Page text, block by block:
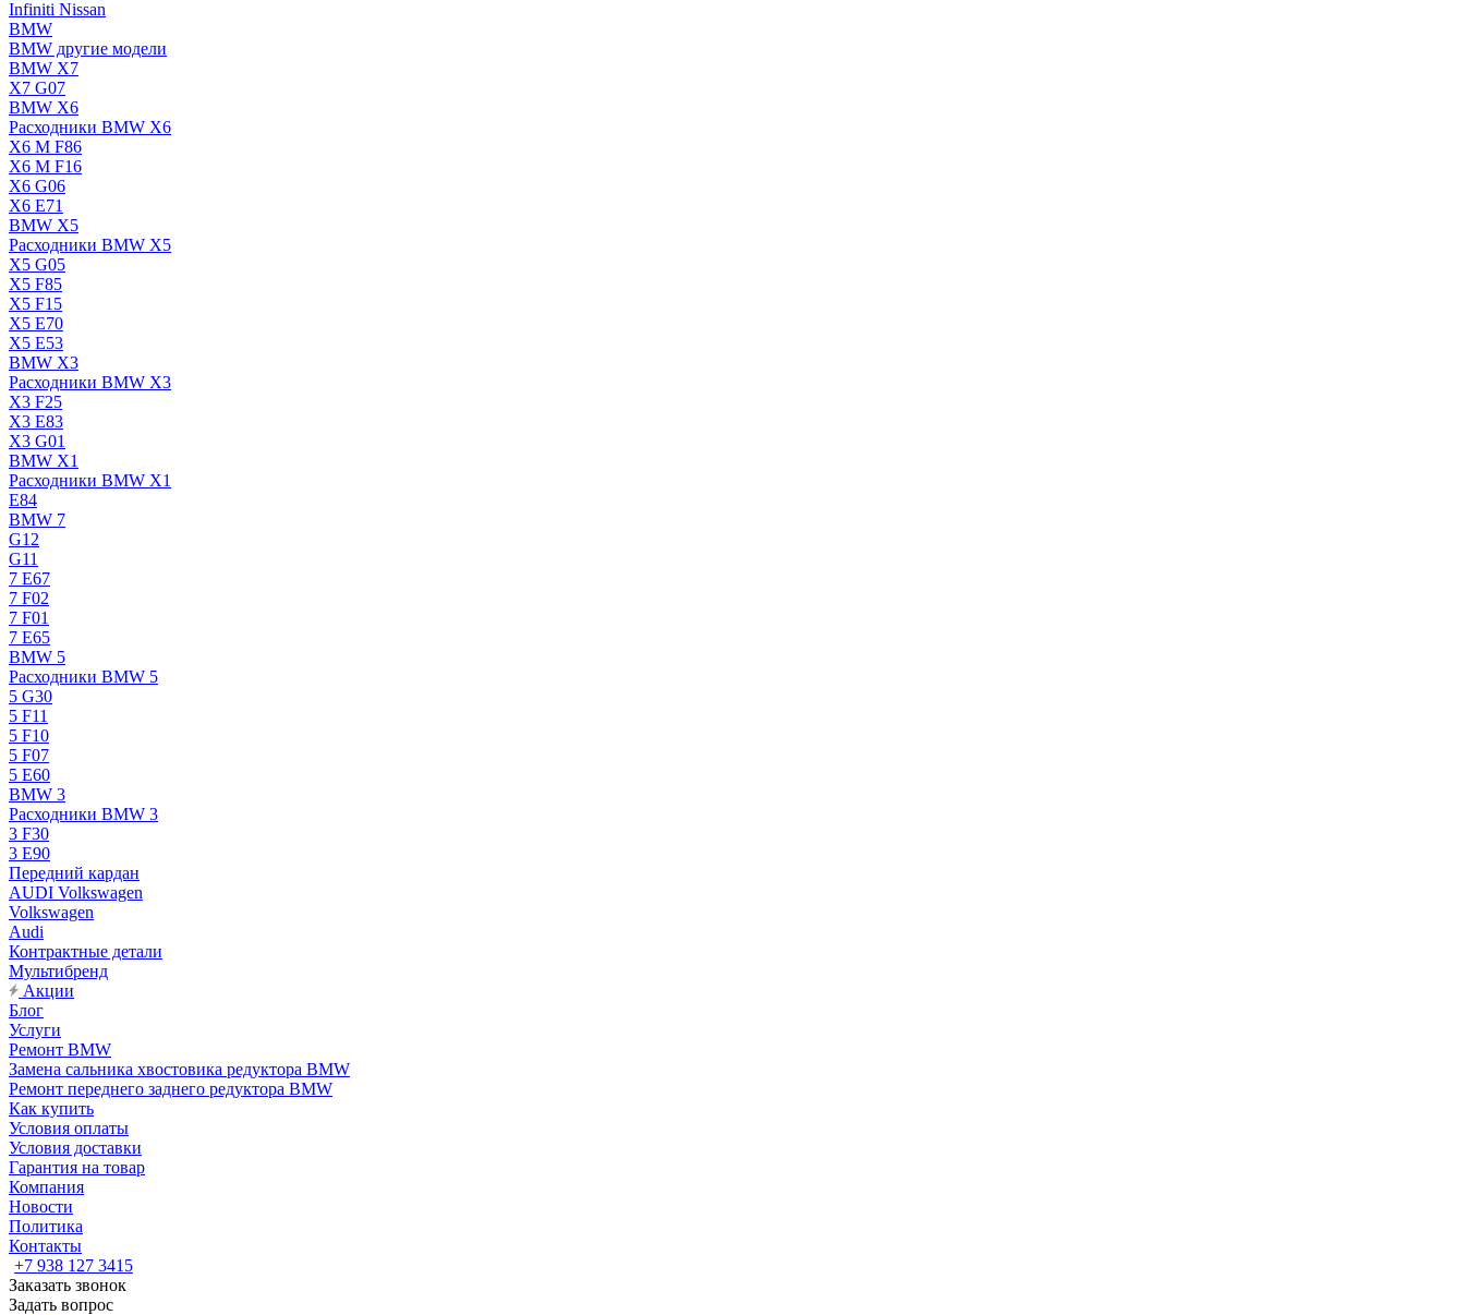
Infiniti Nissan
BMW
BMW другие модели
BMW X7
X7 G07
BMW X6
Расходники BMW X6
X6 M F86
X6 M F16
X6 G06
X6 E71
BMW X5
Расходники BMW X5
X5 G05
X5 F85
X5 F15
X5 E70
X5 E53
BMW X3
Расходники BMW X3
X3 F25
X3 E83
X3 G01
BMW X1
Расходники BMW X1
E84
BMW 7
G12
G11
7 Е67
7 F02
7 F01
7 E65
BMW 5
Расходники BMW 5
5 G30
5 F11
5 F10
5 F07
5 E60
BMW 3
Расходники BMW 3
3 F30
3 E90
Передний кардан
AUDI Volkswagen
Volkswagen
Audi
Контрактные детали
Мультибренд
Акции
Блог
Услуги
Ремонт BMW
Замена сальника хвостовика редуктора BMW
Ремонт переднего заднего редуктора BMW
Как купить
Условия оплаты
Условия доставки
Гарантия на товар
Компания
Новости
Политика
Контакты
+7 938 127 3415
Заказать звонок
Задать вопрос